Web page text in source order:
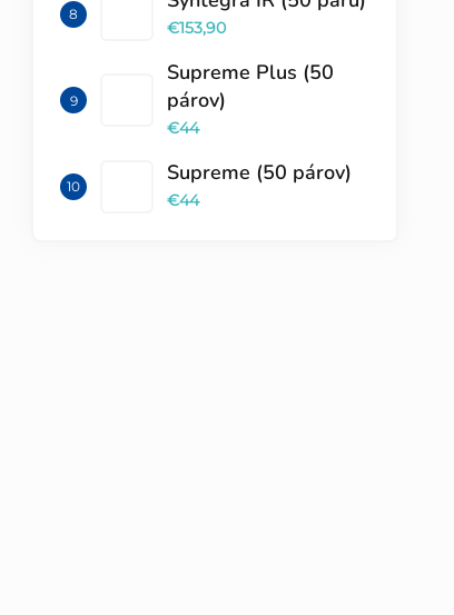
€153,90
Supreme Plus (50
párov)
€44
Supreme (50 párov)
€44